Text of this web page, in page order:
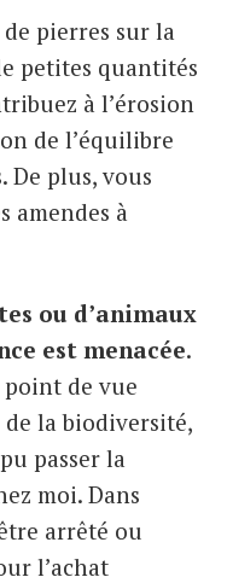
de pierres sur la
petites quantités
à l’érosion
de l’équilibre
plus, vous
amendes à
ou d’animaux
est menacée.
point de vue
la biodiversité,
passer la
moi. Dans
arrêté ou
l’achat